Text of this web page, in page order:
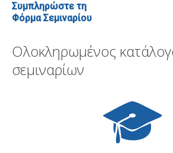
Συμπληρώστε τη
Φόρμα Σεμιναρίου
Ολοκληρωμένος
σεμιναρίων